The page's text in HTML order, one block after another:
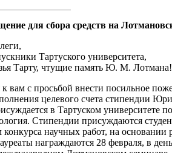
для сбора средств на
Тартуского университета,
Тарту, чтущие память Ю. М. Лотмана!
вам с просьбой внести посильное
целевого счета стипендии
в Тартуском университете
Стипендии присуждаются
конкурса научных работ, на
награждаются 28 февраля, в